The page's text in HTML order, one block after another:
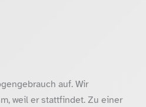
auf. Wir
weil er stattfindet. Zu einer